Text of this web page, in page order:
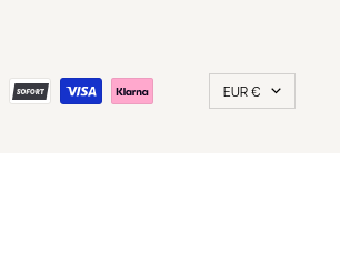
Land/Region
EUR €